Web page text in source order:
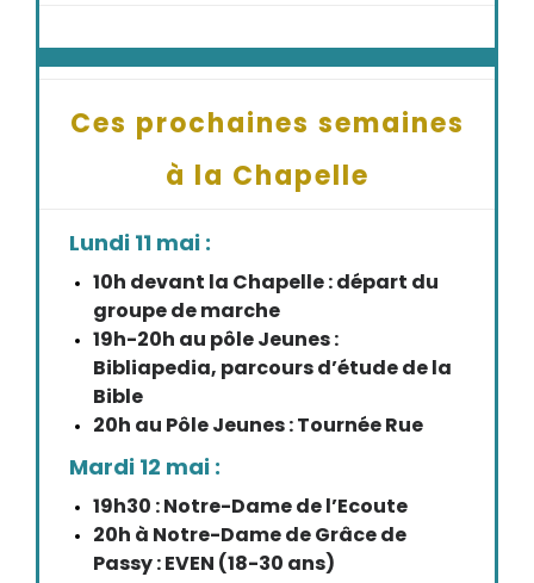
Ces prochaines semaines
à la Chapelle
Lundi 11 mai :
10h devant la Chapelle : départ du
groupe de marche
19h-20h au pôle Jeunes :
Bibliapedia, parcours d’étude de la
Bible
20h au Pôle Jeunes : Tournée Rue
Mardi 12 mai :
19h30 : Notre-Dame de l’Ecoute
20h à Notre-Dame de Grâce de
Passy : EVEN (18-30 ans)